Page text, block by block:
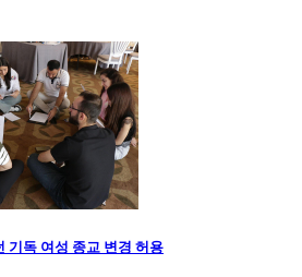
기독 여성 종교 변경 허용